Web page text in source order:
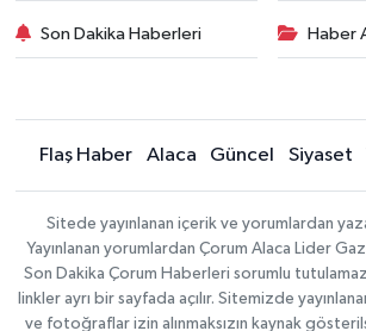
Son Dakika Haberleri Haber
Flaş Haber Alaca Güncel Siyaset
Sitede yayınlanan içerik ve yorumlardan
Yayınlanan yorumlardan Çorum Alaca Lider
Son Dakika Çorum Haberleri sorumlu
linkler ayrı bir sayfada açılır. Sitemizde
ve fotoğraflar izin alınmaksızın kaynak